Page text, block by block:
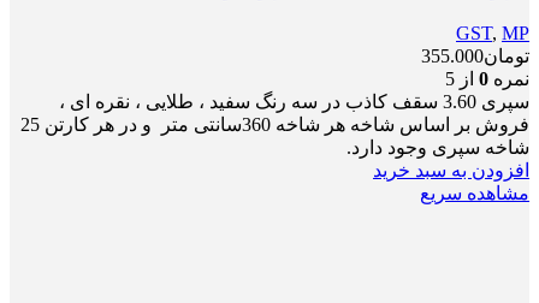
GST, MP
تومان355.000
نمره 0 از 5
سپری 3.60 سقف کاذب در سه رنگ سفید ، طلایی ، نقره ای ،
فروش بر اساس شاخه هر شاخه 360سانتی متر و در هر کارتن 25
شاخه سپری وجود دارد.
افزودن به سبد خرید
مشاهده سریع